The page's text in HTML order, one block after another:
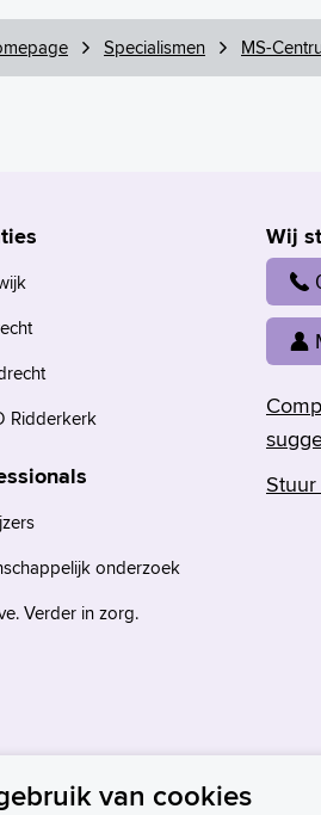
Specialismen MS-
Wij
Ridderkerk
onderzoek
Verder in zorg.
van cookies